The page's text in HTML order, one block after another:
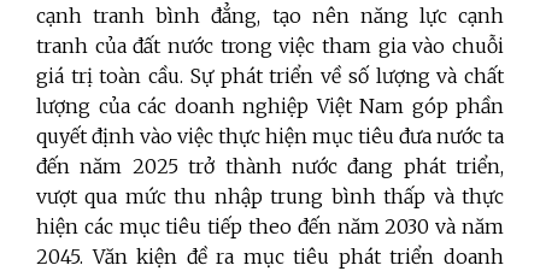
cạnh tranh bình đẳng, tạo nên năng lực cạnh
tranh của đất nước trong việc tham gia vào chuỗi
giá trị toàn cầu. Sự phát triển về số lượng và chất
lượng của các doanh nghiệp Việt Nam góp phần
quyết định vào việc thực hiện mục tiêu đưa nước ta
đến năm 2025 trở thành nước đang phát triển,
vượt qua mức thu nhập trung bình thấp và thực
hiện các mục tiêu tiếp theo đến năm 2030 và năm
2045. Văn kiện đề ra mục tiêu phát triển doanh